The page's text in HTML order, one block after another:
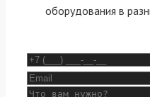
оборудования в